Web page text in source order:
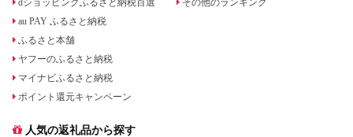
dショッピングふるさと納税百選
au PAY ふるさと納税
ふるさと本舗
ヤフーのふるさと納税
マイナビふるさと納税
ポイント還元キャンペーン
その他のランキング
人気の返礼品から探す